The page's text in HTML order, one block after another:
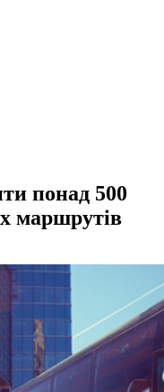
понад 500
маршрутів